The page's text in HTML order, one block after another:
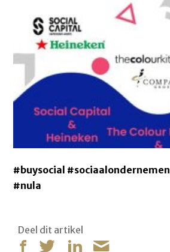
#buysocial #sociaalondernemen
#nula
Deel dit artikel